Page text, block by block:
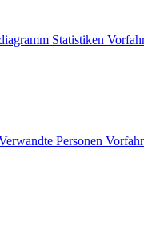
Statistiken
Personen